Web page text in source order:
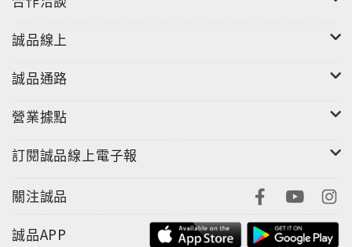
誠品線上
誠品通路
營業據點
訂閱誠品線上電子報
關注誠品
誠品APP